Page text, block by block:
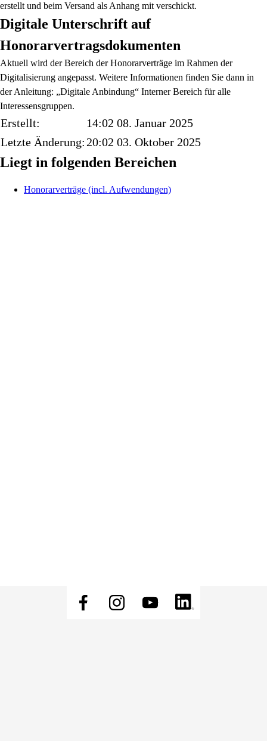
erstellt und beim Versand als Anhang mit verschickt.
Digitale Unterschrift auf
Honorarvertragsdokumenten
Aktuell wird der Bereich der Honorarverträge im Rahmen der
Digitalisierung angepasst. Weitere Informationen finden Sie dann in
der Anleitung: „Digitale Anbindung“ Interner Bereich für alle
Interessensgruppen.
Erstellt:
14:02 08. Januar 2025
Letzte Änderung: 20:02 03. Oktober 2025
Liegt in folgenden Bereichen
Honorarverträge (incl. Aufwendungen)